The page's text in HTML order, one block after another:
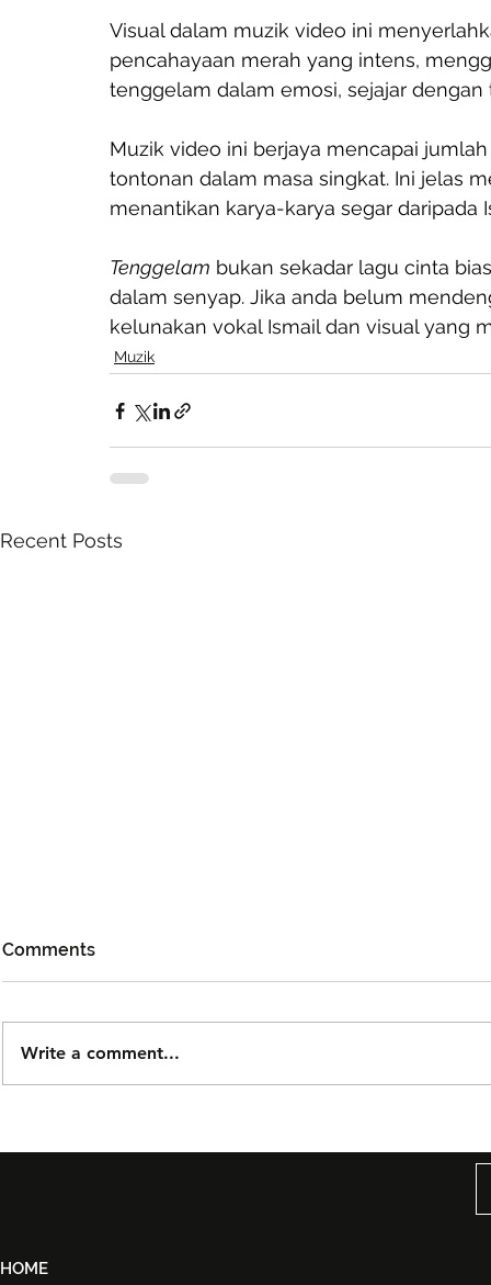
Visual dalam muzik video ini
pencahayaan merah yang intens,
tenggelam dalam emosi, sejajar dengan
Muzik video ini berjaya mencapai
tontonan dalam masa singkat. Ini jelas
menantikan karya-karya segar daripada
Tenggelam bukan sekadar lagu cinta
dalam senyap. Jika anda belum
kelunakan vokal Ismail dan visual yang
Muzik
Recent Posts
Malaysia
Comments
Write a comment...
HOME